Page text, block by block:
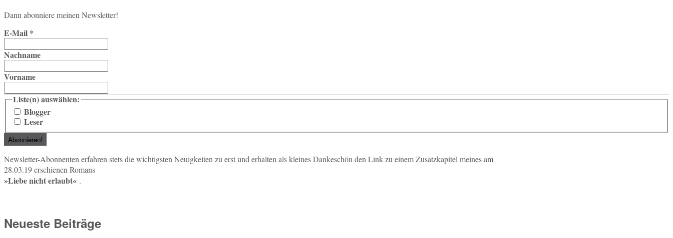
Dann abon­nie­re meinen Newsletter!
E-Mail *
Nachname
Vorname
Liste(n) auswählen:
Blogger
Leser
News­let­ter-Abon­nen­ten er­fah­ren stets die wich­tigs­ten Neu­ig­kei­ten zu erst und er­hal­ten als klei­nes Dan­ke­schön den Link zu einem Zu­satz­ka­pi­tel meines am
28.03.19 er­schie­nen Romans
»Liebe nicht er­laubt« .
Neueste Beiträge